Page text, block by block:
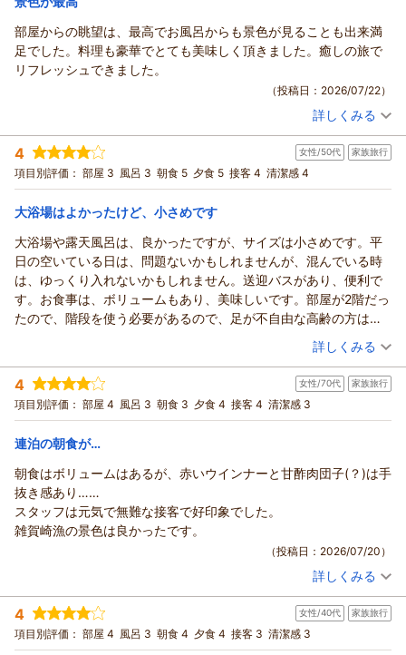
役割であることを改めて認識し、より心のこもった接客ができ
るようスタッフ一同努めてまいります。
このたび頂戴した貴重なご意見を真摯に受け止め、設備面につ
きましても今後の改善の参考とさせていただくとともに、サー
ご多用の中、率直なご感想をお寄せいただき、誠にありがとう
ございました。
ichiroh様にまたお越しいただける機会がございましたら、より
ご満足いただけるご滞在をご提供できますよう、漁火の宿シー
サイド観潮スタッフ一同努めてまいります。
（返信日：2026/08/06）
こととなり、ご不便をお掛けしましたこと、申し訳なく存じま
す。建物の構造上すぐに改善が難しい部分ではございますが、
いただいた貴重なご意見は今後の施設づくりの参考とさせてい
ただき、より快適にお過ごしいただける宿を目指してまいりま
これからも、美しい景色と温泉、美味しいお料理、そして心温
まるおもてなしで、皆様にご満足いただける宿であり続けられ
るよう努めてまいります。
げんきまる様のまたのお帰りを、漁火の宿シーサイド観潮スタ
ッフ一同心よりお待ち申し上げております。
（返信日：2026/08/06）
いつもならあまり食べない朝ご飯が
とても美味しく主人はおかわりしてさしまいました。（笑）
また機会あれば今度は孫と一緒に来たいと思えた、お宿でした。
皆様楽しい時間をありがとうございました。
久しぶりに美味しいご飯がお宿で食べられて帰りの車の中でもま
紀州温泉 ありがとうの湯 漁火の宿 シーサイド観潮からの返信
妖精さん様
このたびは漁火の宿シーサイド観潮にご宿泊いただき、誠にあ
あいにくのお天気ではございましたが、お部屋から雑賀崎漁港
の景色をご覧いただき、「晴れていたらもっと良かったなぁ」
と感じていただけたとのこと、次回はぜひ青い海と夕焼けに染
まる景色もご覧いただければ幸いでございます。
また、温泉ではゆっくりとお寛ぎいただけたご様子に安堵いた
しました。
ていただけたことが、私どもにとって何よりの喜びでございま
す。担当いたしました男性スタッフのお料理の説明や会話まで
楽しんでいただき、温かいお言葉を頂戴しましたこと、本人に
も必ず伝えさせていただきます。きっと大きな励みになること
と存じます。
お料理につきましても、「久しぶりに美味しいご飯がお宿で食
フ一同、大変感激しております。お食事の最後の水素水のサー
ビスまでお喜びいただけたことも嬉しく拝読いたしました。
ご朝食では、名物のしらす丼をご主人様がおかわりされるほど
お気に召していただけたとのこと、微笑ましいご様子が目に浮
さらに、お帰りの車の中でも「また来たいね」と何度もお話し
くださっていたとのお言葉は、宿に携わる私どもにとって何よ
りのご褒美でございます。
次回はぜひ、お孫様もご一緒に、ご家族皆様で賑やかなひとと
きをお過ごしください。その際には、晴れた日の雑賀崎ならで
はの絶景とともに、今回以上に素敵な思い出をお持ち帰りいた
きます。
妖精さん様ご家族のまたのお帰りを、漁火の宿シーサイド観潮
スタッフ一同心よりお待ち申し上げております。
部屋からの眺望は、最高でお風呂からも景色が見ることも出来満
足でした。料理も豪華でとても美味しく頂きました。癒しの旅で
リフレッシュできました。
（投稿日：2026/07/22）
投稿者： はっしゃんさん(男性/60代)
宿泊プラン： 【じゃらんスペシャルウィーク】1泊2食付きベストレート｜期
間限定の特別割引プラン
和室 朝・夕 朝/個室利用 夕/個室利用
宿泊価格帯： 17,001～18,000円(大人一人あたり/税込)
はっしゃん様
このたびは漁火の宿シーサイド観潮にご宿泊いただき、誠にあ
りがとうございました。
さらに、オール5点という最高のご評価を頂戴し、スタッフ一
同心より御礼申し上げます。
お部屋からの眺望を「最高」とお感じいただき、また温泉から
も和歌の浦の美しい景色をご満喫いただけたとのこと、大変嬉
しく拝読いたしました。時間とともに表情を変える海や空の景
色は、当館自慢の魅力の一つでございますので、ご満足いただ
けたことを何より嬉しく思っております。
また、お料理につきましても「豪華でとても美味しかった」と
な励みとなります。熊野牛や新鮮な海の幸など、和歌山ならで
はの旬の味覚を心ゆくまでお楽しみいただけましたら幸いでご
ざいます。
そして、「癒しの旅でリフレッシュできました」とのお言葉
は、私どもにとって何より嬉しいお褒めの言葉でございます。
当館でお過ごしいただいたひとときが、日頃のお疲れを癒し、
心身ともにリフレッシュしていただける時間となりましたこと
を大変光栄に存じます。
これからも、絶景と温泉、美味しいお料理、そして心を込めた
おもてなしで、何度でも訪れたくなる宿を目指して努めてまい
詳しくみる
4 女性/50代 家族旅行
項目別評価： 部屋 3 風呂 3 朝食 5 夕食 5 接客 4 清潔感 4
大浴場はよかったけど、小さめです
大浴場や露天風呂は、良かったですが、サイズは小さめです。平
日の空いている日は、問題ないかもしれませんが、混んでいる時
は、ゆっくり入れないかもしれません。送迎バスがあり、便利で
す。お食事は、ボリュームもあり、美味しいです。部屋が2階だっ
たので、階段を使う必要があるので、足が不自由な高齢の方は、3
（投稿日：2026/07/20）
宿泊時期： 2026年07月宿泊 (家族旅行)
投稿者： やいちゃんさん
宿泊プラン： 【じゃらんスペシャルウィーク】｜1泊2食付きベストレート｜
期間限定の特別割引プラン
和室 朝・夕 朝/個室利用 夕/個室利用
宿泊価格帯： 18,001～19,000円(大人一人あたり/税込)
紀州温泉 ありがとうの湯 漁火の宿 シーサイド観潮からの返信
やいちゃん様
このたびは漁火の宿シーサイド観潮にご宿泊いただき、誠にあ
りがとうございました。
大浴場や露天風呂につきまして、「良かった」とのお言葉をい
ただき、大変嬉しく存じます。当館の温泉は決して大きな浴場
ではございませんが、和歌の浦の景色や海風を感じながら、ゆ
ったりとした時間をお過ごしいただけることを大切にしており
ます。
詳しくみる
4 女性/70代 家族旅行
項目別評価： 部屋 4 風呂 3 朝食 3 夕食 4 接客 4 清潔感 3
連泊の朝食が…
朝食はボリュームはあるが、赤いウインナーと甘酢肉団子(？)は手
抜き感あり……
スタッフは元気で無難な接客で好印象でした。
雑賀崎漁の景色は良かったです。
（投稿日：2026/07/20）
投稿者： せいちゃんさん(女性/70代)
宿泊プラン： 【じゃらんスペシャルウィーク】1泊2食付きベストレート｜期
間限定の特別割引プラン
和室 朝・夕 朝/個室利用 夕/個室利用
宿泊価格帯： 18,001～19,000円(大人一人あたり/税込)
詳しくみる
4 女性/40代 家族旅行
項目別評価： 部屋 4 風呂 3 朝食 4 夕食 4 接客 3 清潔感 3